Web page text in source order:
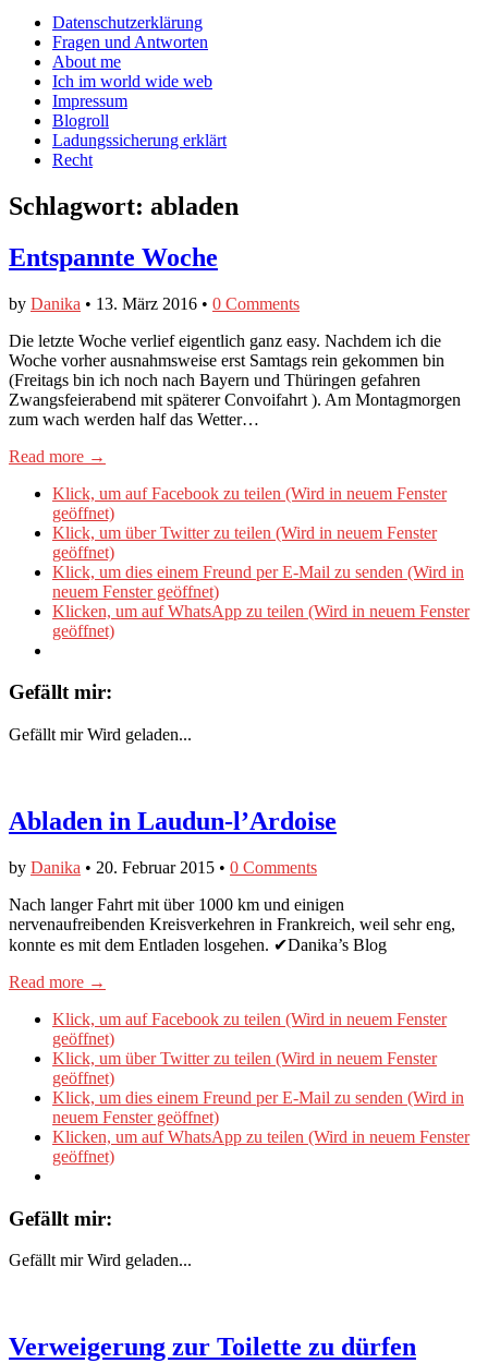
Facebook
anzeigen
Twitter
anzeigen
auf
Instagram
anzeigen
Main
menu
Skip
content
Datenschutzerklärung
Fragen und Antworten
About me
Ich im world wide web
Impressum
Blogroll
Ladungssicherung erklärt
Recht
Schlagwort: abladen
Entspannte Woche
by Danika • 13. März 2016 • 0 Comments
Die letzte Woche verlief eigentlich ganz easy. Nachdem ich die
Woche vorher ausnahmsweise erst Samtags rein gekommen bin
(Freitags bin ich noch nach Bayern und Thüringen gefahren
Zwangsfeierabend mit späterer Convoifahrt ). Am Montagmorgen
zum wach werden half das Wetter…
Read more →
Klick, um auf Facebook zu teilen (Wird in neuem Fenster
geöffnet)
Klick, um über Twitter zu teilen (Wird in neuem Fenster
geöffnet)
Klick, um dies einem Freund per E-Mail zu senden (Wird in
neuem Fenster geöffnet)
Klicken, um auf WhatsApp zu teilen (Wird in neuem Fenster
geöffnet)
Gefällt mir:
Gefällt mir Wird geladen...
Abladen in Laudun-l’Ardoise
by Danika • 20. Februar 2015 • 0 Comments
Nach langer Fahrt mit über 1000 km und einigen
nervenaufreibenden Kreisverkehren in Frankreich, weil sehr eng,
konnte es mit dem Entladen losgehen. ✔Danika’s Blog
Read more →
Klick, um auf Facebook zu teilen (Wird in neuem Fenster
geöffnet)
Klick, um über Twitter zu teilen (Wird in neuem Fenster
geöffnet)
Klick, um dies einem Freund per E-Mail zu senden (Wird in
neuem Fenster geöffnet)
Klicken, um auf WhatsApp zu teilen (Wird in neuem Fenster
geöffnet)
Gefällt mir:
Gefällt mir Wird geladen...
Verweigerung zur Toilette zu dürfen